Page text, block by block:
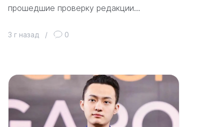
прошедшие проверку редакции…
3 г назад / 0